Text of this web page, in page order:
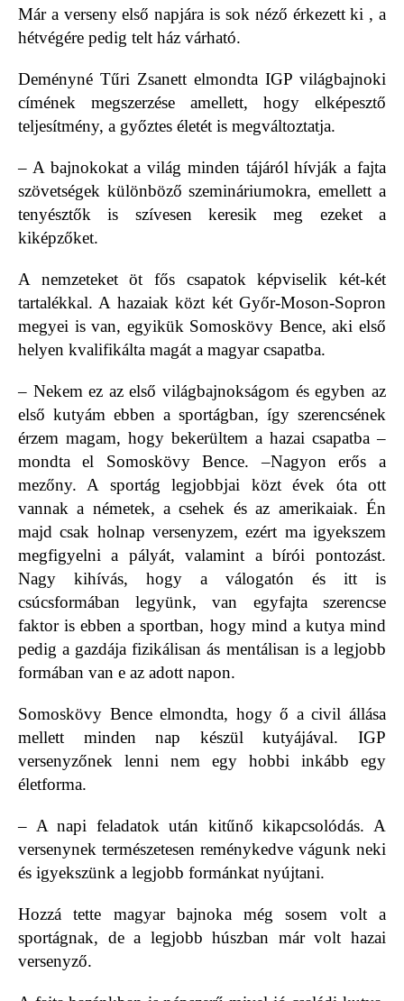
Már a verseny első napjára is sok néző érkezett ki , a
hétvégére pedig telt ház várható.
Deményné Tűri Zsanett elmondta IGP világbajnoki
címének megszerzése amellett, hogy elképesztő
teljesítmény, a győztes életét is megváltoztatja.
– A bajnokokat a világ minden tájáról hívják a fajta
szövetségek különböző szemináriumokra, emellett a
tenyésztők is szívesen keresik meg ezeket a
kiképzőket.
A nemzeteket öt fős csapatok képviselik két-két
tartalékkal. A hazaiak közt két Győr-Moson-Sopron
megyei is van, egyikük Somoskövy Bence, aki első
helyen kvalifikálta magát a magyar csapatba.
– Nekem ez az első világbajnokságom és egyben az
első kutyám ebben a sportágban, így szerencsének
érzem magam, hogy bekerültem a hazai csapatba –
mondta el Somoskövy Bence. –Nagyon erős a
mezőny. A sportág legjobbjai közt évek óta ott
vannak a németek, a csehek és az amerikaiak. Én
majd csak holnap versenyzem, ezért ma igyekszem
megfigyelni a pályát, valamint a bírói pontozást.
Nagy kihívás, hogy a válogatón és itt is
csúcsformában legyünk, van egyfajta szerencse
faktor is ebben a sportban, hogy mind a kutya mind
pedig a gazdája fizikálisan ás mentálisan is a legjobb
formában van e az adott napon.
Somoskövy Bence elmondta, hogy ő a civil állása
mellett minden nap készül kutyájával. IGP
versenyzőnek lenni nem egy hobbi inkább egy
életforma.
– A napi feladatok után kitűnő kikapcsolódás. A
versenynek természetesen reménykedve vágunk neki
és igyekszünk a legjobb formánkat nyújtani.
Hozzá tette magyar bajnoka még sosem volt a
sportágnak, de a legjobb húszban már volt hazai
versenyző.